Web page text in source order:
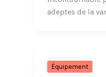
adeptes de la
Équipement